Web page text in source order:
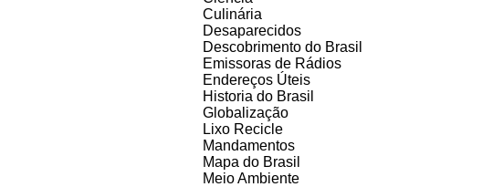
Culinária
Desaparecidos
Descobrimento do Brasil
Emissoras de Rádios
Endereços Úteis
Historia do Brasil
Globalização
Lixo Recicle
Mandamentos
Mapa do Brasil
Meio Ambiente